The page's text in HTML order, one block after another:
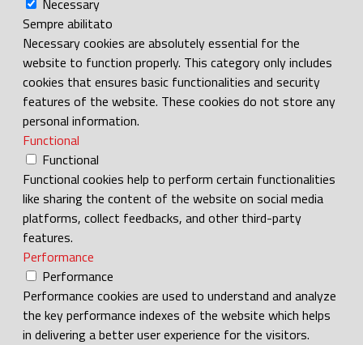
Necessary
Sempre abilitato
Necessary cookies are absolutely essential for the
website to function properly. This category only includes
cookies that ensures basic functionalities and security
features of the website. These cookies do not store any
personal information.
Functional
Functional
Functional cookies help to perform certain functionalities
like sharing the content of the website on social media
platforms, collect feedbacks, and other third-party
features.
Performance
Performance
Performance cookies are used to understand and analyze
the key performance indexes of the website which helps
in delivering a better user experience for the visitors.